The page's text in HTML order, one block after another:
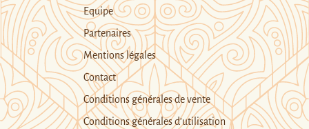
Equipe
Partenaires
Mentions légales
Contact
Conditions générales de vente
Conditions générales d’utilisation